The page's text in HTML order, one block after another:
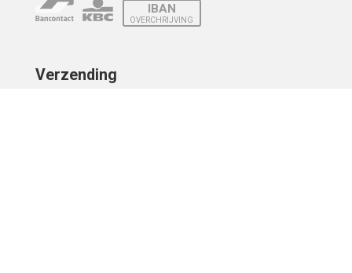
IBAN
OVERCHRIJVING
Verzending